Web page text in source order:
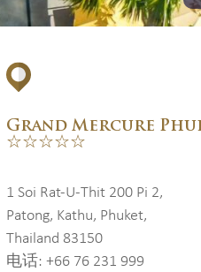
Grand Mercure
☆☆☆☆☆
1 Soi Rat-U-Thit 200 Pi 2,
Patong, Kathu, Phuket,
Thailand 83150
电话: +66 76 231 999